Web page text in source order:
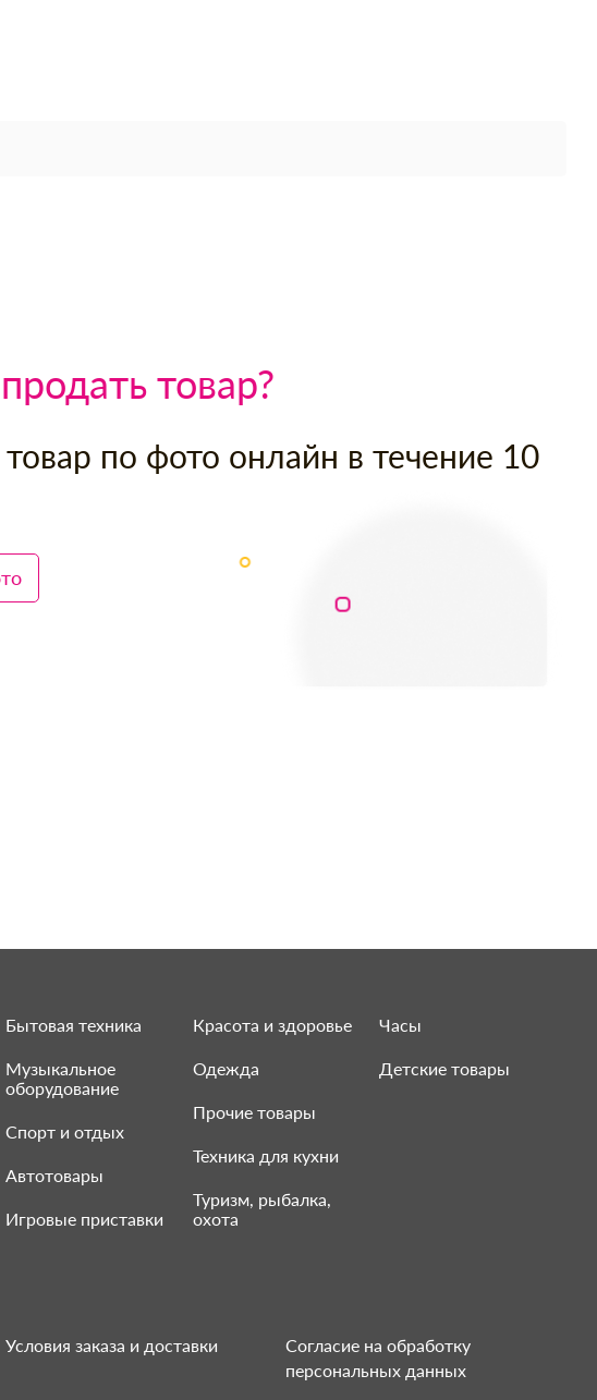
товар?
по фото онлайн в течение 10
Бытовая техника
Музыкальное
оборудование
Спорт и отдых
Автотовары
Игровые приставки
Красота и здоровье
Одежда
Прочие товары
Техника для кухни
Туризм, рыбалка,
охота
Часы
Детские товары
Условия заказа и доставки
Согласие на обработку
персональных данных